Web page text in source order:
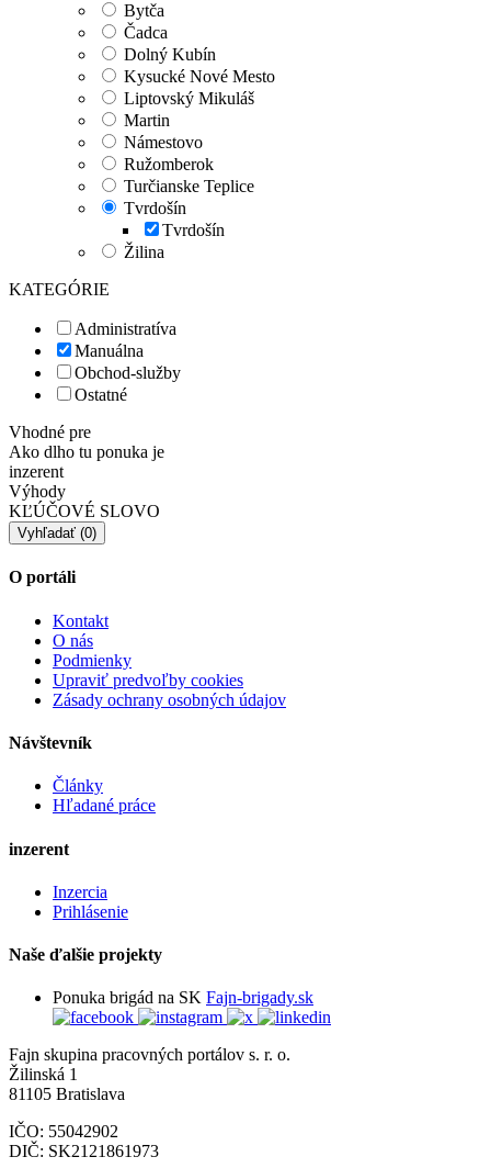
Bytča
Čadca
Dolný Kubín
Kysucké Nové Mesto
Liptovský Mikuláš
Martin
Námestovo
Ružomberok
Turčianske Teplice
Tvrdošín
Tvrdošín
Žilina
KATEGÓRIE
Administratíva
Manuálna
Obchod-služby
Ostatné
Vhodné pre
Ako dlho tu ponuka je
inzerent
Výhody
KĽÚČOVÉ SLOVO
O portáli
Kontakt
O nás
Podmienky
Upraviť predvoľby cookies
Zásady ochrany osobných údajov
Návštevník
Články
Hľadané práce
inzerent
Inzercia
Prihlásenie
Naše ďalšie projekty
Ponuka brigád na SK Fajn-brigady.sk
Fajn skupina pracovných portálov s. r. o.
Žilinská 1
81105 Bratislava
IČO: 55042902
DIČ: SK2121861973